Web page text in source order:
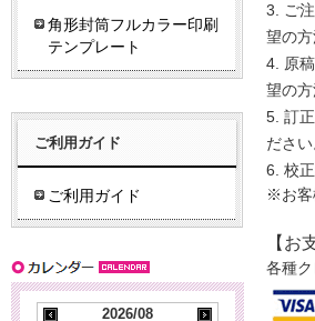
ご
望の
原
望の方
訂
ださい
校
※お客
【お
各種
角形封筒フルカラー印刷
テンプレート
ご利用ガイド
ご利用ガイド
2026/08